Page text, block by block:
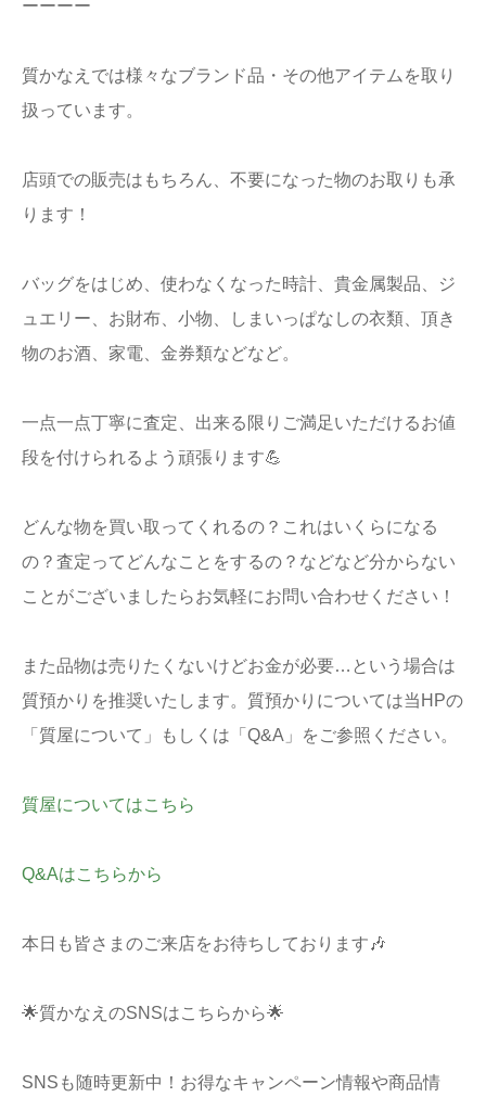
ーーーー
質かなえでは様々なブランド品・その他アイテムを取り
扱っています。
店頭での販売はもちろん、不要になった物のお取りも承
ります！
バッグをはじめ、使わなくなった時計、貴金属製品、ジ
ュエリー、お財布、小物、しまいっぱなしの衣類、頂き
物のお酒、家電、金券類などなど。
一点一点丁寧に査定、出来る限りご満足いただけるお値
段を付けられるよう頑張ります💪
どんな物を買い取ってくれるの？これはいくらになる
の？査定ってどんなことをするの？などなど分からない
ことがございましたらお気軽にお問い合わせください！
また品物は売りたくないけどお金が必要…という場合は
質預かりを推奨いたします。質預かりについては当HPの
「質屋について」もしくは「Q&A」をご参照ください。
質屋についてはこちら
Q&Aはこちらから
本日も皆さまのご来店をお待ちしております🎶
🌟質かなえのSNSはこちらから🌟
SNSも随時更新中！お得なキャンペーン情報や商品情